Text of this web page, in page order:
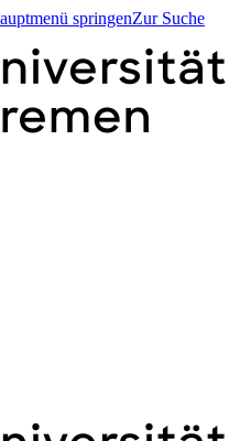
springenZur Suche